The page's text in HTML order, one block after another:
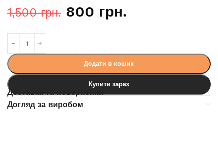
1,500грн. 800 грн.
Додати в кошик
Купити зараз
Доставка та повернення
Догляд за виробом